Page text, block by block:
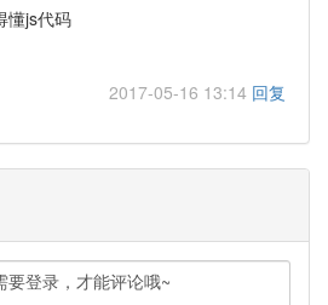
懂js代码
2017-05-16 13:14 回复